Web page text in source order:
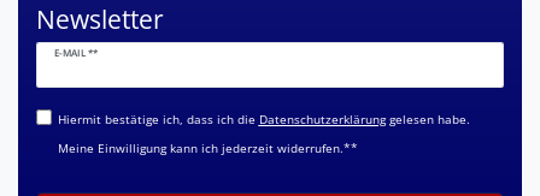
Newsletter
E-MAIL **
Newsletter
Honig
Hiermit bestätige ich, dass ich die Daten­schutz­erklärunggelesen habe.
Meine Einwilligung kann ich jederzeit widerrufen.**